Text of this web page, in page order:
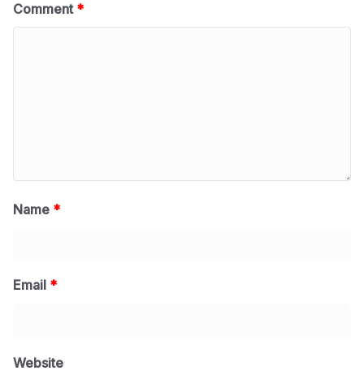
Comment *
Name *
Email *
Website